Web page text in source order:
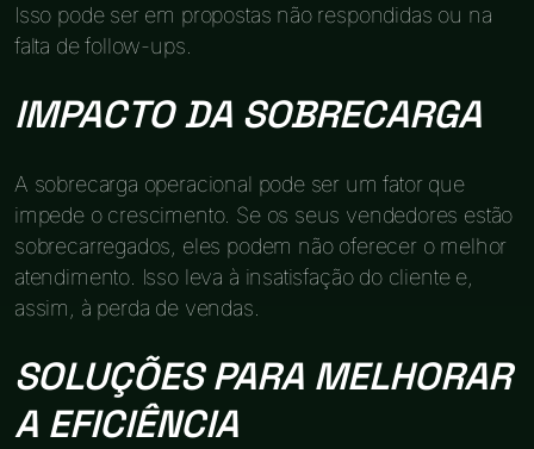
Isso pode ser em propostas não respondidas ou na
falta de follow-ups.
IMPACTO DA SOBRECARGA
A sobrecarga operacional pode ser um fator que
impede o crescimento. Se os seus vendedores estão
sobrecarregados, eles podem não oferecer o melhor
atendimento. Isso leva à insatisfação do cliente e,
assim, à perda de vendas.
SOLUÇÕES PARA MELHORAR
A EFICIÊNCIA